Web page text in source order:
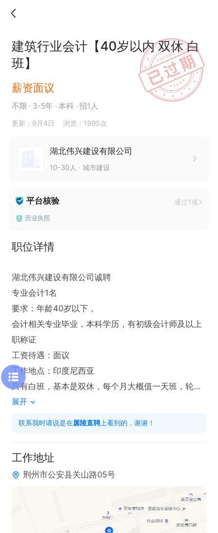
建筑行业会计【40岁以内 双休 白
班】
薪资面议
不限 3-5年 本科 招1人
更新：9月4日 浏览：1995次
湖北伟兴建设有限公司
10-30人 城市建设
平台核验 通过1项
营业执照
职位详情
湖北伟兴建设有限公司诚聘
专业会计1名
要求：年龄40岁以下，
会计相关专业毕业，本科学历，有初级会计师及以上
职称证
工资待遇：面议
工作地点：印度尼西亚
只有白班，基本是双休，每个月大概值一天班，轮流
值班
展开
联系我时请说是在孱陵直聘 上看到的，谢谢！
工作地址
荆州市公安县关山路05号